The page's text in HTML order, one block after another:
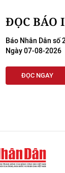
ĐỌC BÁO
Báo Nhân Dân số
Ngày 07-08-2026
ĐỌC NGAY